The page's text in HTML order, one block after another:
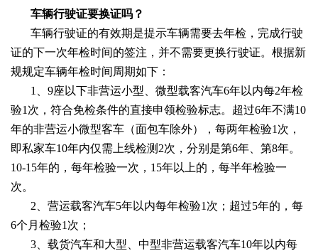
车辆行驶证要换证吗？
车辆行驶证的有效期是提示车辆需要去年检，完成行驶
证的下一次年检时间的签注，并不需要更换行驶证。根据新
规规定车辆年检时间周期如下：
1、9座以下非营运小型、微型载客汽车6年以内每2年检
验1次，符合免检条件的直接申领检验标志。超过6年不满10
年的非营运小微型客车（面包车除外），每两年检验1次，
即私家车10年内仅需上线检测2次，分别是第6年、第8年。
10-15年的，每年检验一次，15年以上的，每半年检验一
次。
2、营运载客汽车5年以内每年检验1次；超过5年的，每
6个月检验1次；
3、载货汽车和大型、中型非营运载客汽车10年以内每